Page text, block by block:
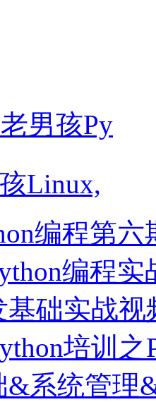
男孩Py
Linux,
编程第六
编程
基础实战
培训
&系统管理